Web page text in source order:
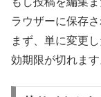
ラウザーに保存
まず、単に変更
効期限が切れます